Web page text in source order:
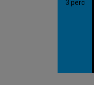
3 perc